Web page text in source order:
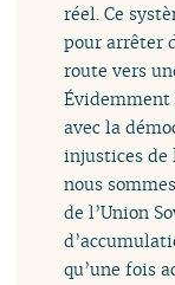
réel. Ce
pour arrêter
route vers
avec la
injustices de
nous
de l’Union
qu’une fois